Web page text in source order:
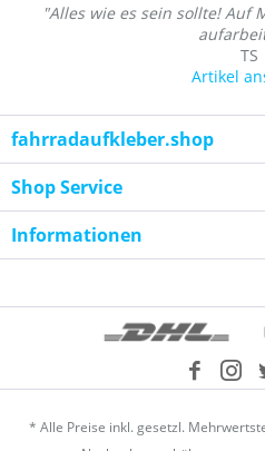
"Alles wie es sein sollte! Auf
TS
Artikel
fahrradaufkleber.shop
Shop Service
Informationen
* Alle Preise inkl. gesetzl.